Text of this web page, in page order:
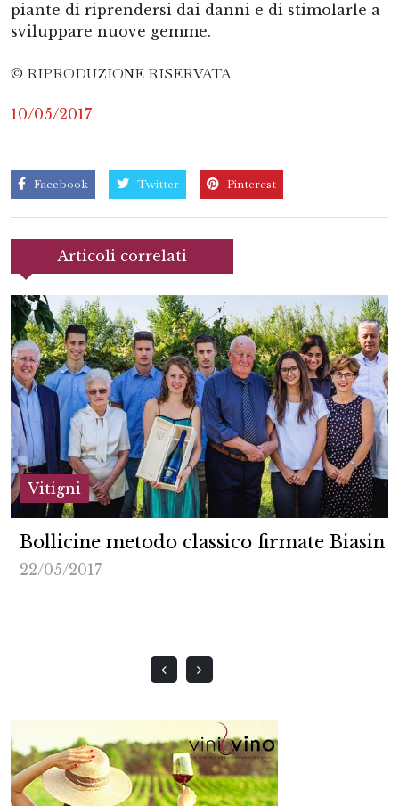
piante di riprendersi dai danni e di stimolarle a
sviluppare nuove gemme.
© RIPRODUZIONE RISERVATA
10/05/2017
Facebook Twitter Pinterest
Articoli correlati
Vitigni
Bollicine metodo classico firmate Biasin
22/05/2017